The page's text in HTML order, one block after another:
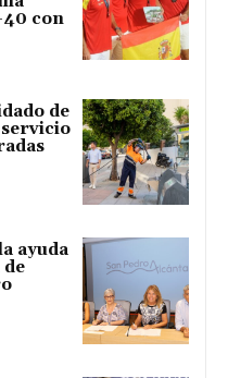
con
de
ayuda